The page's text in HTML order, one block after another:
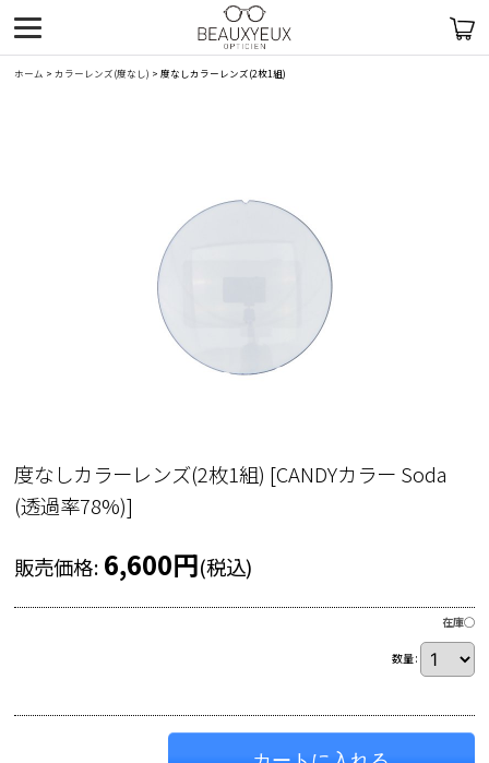
ホーム > カラーレンズ(度なし) > 度なしカラーレンズ(2枚1組)
度なしカラーレンズ(2枚1組) [CANDYカラー Soda
(透過率78%)]
販売価格: 6,600円(税込)
在庫◯
数量: